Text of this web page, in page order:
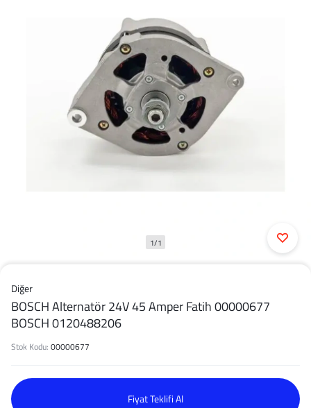
1/1
Diğer
BOSCH Alternatör 24V 45 Amper Fatih 00000677
BOSCH 0120488206
Stok Kodu: 00000677
Fiyat Teklifi Al